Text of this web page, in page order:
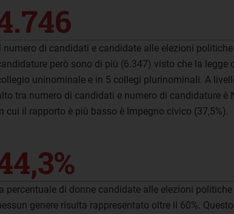
numero di candidati e candidate alle elezioni
però sono di più (6.347) visto che la legge
uninominale e in 5 collegi plurinominali. A
tra numero di candidati e numero di candidature è
cui il rapporto è più basso è Impegno civico (37,5%).
percentuale di donne candidate alle elezioni
genere risulta rappresentato oltre il 60%.